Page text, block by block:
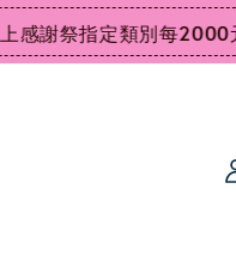
指定類別每2000元現